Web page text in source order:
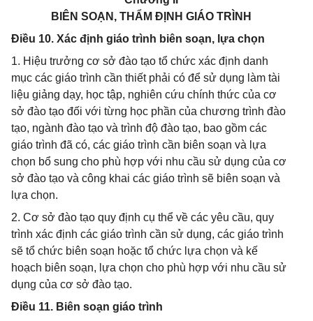
BIÊN SOẠN, THẨM ĐỊNH GIÁO TRÌNH
Điều 10. Xác định giáo trình biên soạn, lựa chọn
1. Hiệu trưởng cơ sở đào tạo tổ chức xác định danh
mục các giáo trình cần thiết phải có để sử dụng làm tài
liệu giảng dạy, học tập, nghiên cứu chính thức của cơ
sở đào tạo đối với từng học phần của chương trình đào
tạo, ngành đào tạo và trình độ đào tạo, bao gồm các
giáo trình đã có, các giáo trình cần biên soạn và lựa
chọn bổ sung cho phù hợp với nhu cầu sử dụng của cơ
sở đào tạo và công khai các giáo trình sẽ biên soạn và
lựa chọn.
2. Cơ sở đào tạo quy định cụ thể về các yêu cầu, quy
trình xác định các giáo trình cần sử dụng, các giáo trình
sẽ tổ chức biên soạn hoặc tổ chức lựa chọn và kế
hoạch biên soạn, lựa chọn cho phù hợp với nhu cầu sử
dụng của cơ sở đào tạo.
Điều 11. Biên soạn giáo trình